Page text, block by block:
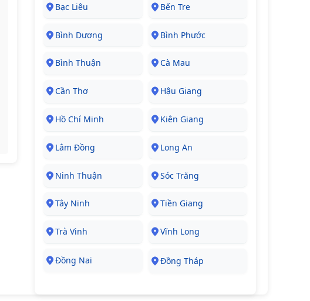
Bạc Liêu Bến Tre
Bình Dương Bình Phước
Bình Thuận Cà Mau
Cần Thơ Hậu Giang
Hồ Chí Minh Kiên Giang
Lâm Đồng Long An
Ninh Thuận Sóc Trăng
Tây Ninh Tiền Giang
Trà Vinh Vĩnh Long
Đồng Nai Đồng Tháp